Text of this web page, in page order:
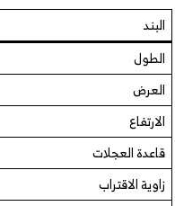
البند
الطول
العرض
الارتفاع
قاعدة العجلات
زاوية الاقتراب